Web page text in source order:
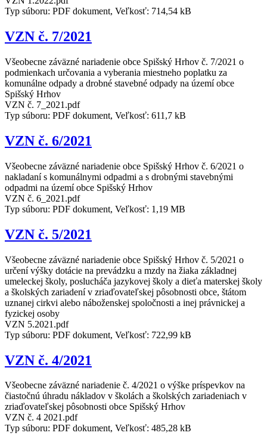
Typ súboru: PDF dokument, Veľkosť: 714,54 kB
VZN č. 7/2021
Všeobecne záväzné nariadenie obce Spišský Hrhov č. 7/2021 o
podmienkach určovania a vyberania miestneho poplatku za
komunálne odpady a drobné stavebné odpady na území obce
Spišský Hrhov
VZN č. 7_2021.pdf
Typ súboru: PDF dokument, Veľkosť: 611,7 kB
VZN č. 6/2021
Všeobecne záväzné nariadenie obce Spišský Hrhov č. 6/2021 o
nakladaní s komunálnymi odpadmi a s drobnými stavebnými
odpadmi na území obce Spišský Hrhov
VZN č. 6_2021.pdf
Typ súboru: PDF dokument, Veľkosť: 1,19 MB
VZN č. 5/2021
Všeobecne záväzné nariadenie obce Spišský Hrhov č. 5/2021 o
určení výšky dotácie na prevádzku a mzdy na žiaka základnej
umeleckej školy, poslucháča jazykovej školy a dieťa materskej školy
a školských zariadení v zriaďovateľskej pôsobnosti obce, štátom
uznanej cirkvi alebo náboženskej spoločnosti a inej právnickej a
fyzickej osoby
VZN 5.2021.pdf
Typ súboru: PDF dokument, Veľkosť: 722,99 kB
VZN č. 4/2021
Všeobecne záväzné nariadenie č. 4/2021 o výške príspevkov na
čiastočnú úhradu nákladov v školách a školských zariadeniach v
zriaďovateľskej pôsobnosti obce Spišský Hrhov
VZN č. 4 2021.pdf
Typ súboru: PDF dokument, Veľkosť: 485,28 kB